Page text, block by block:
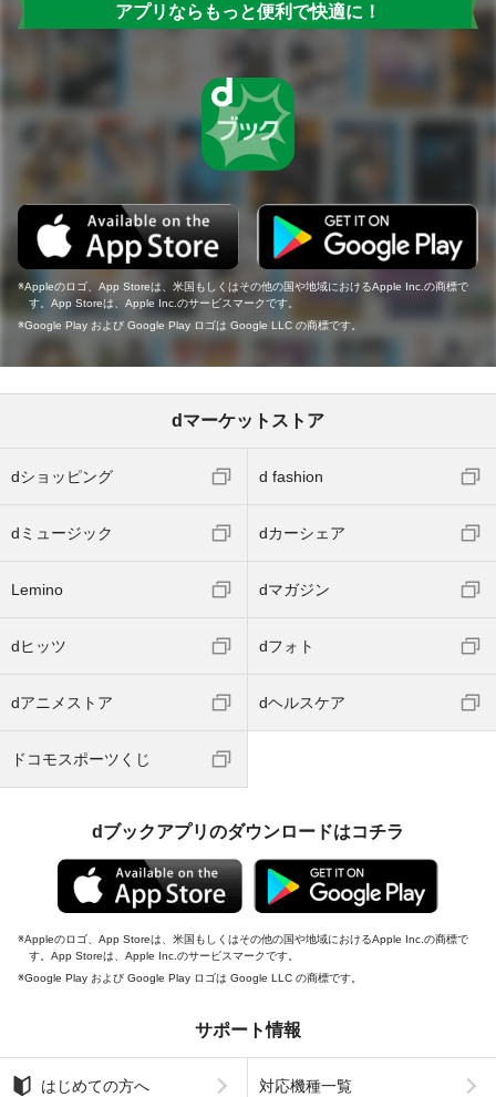
アプリならもっと便利で快適に！
Appleのロゴ、App Storeは、米国もしくはその他の国や地域におけるApple Inc.の商標で
す。App Storeは、Apple Inc.のサービスマークです。
Google Play および Google Play ロゴは Google LLC の商標です。
dマーケットストア
dショッピング d fashion
dミュージック dカーシェア
Lemino dマガジン
dヒッツ dフォト
dアニメストア dヘルスケア
ドコモスポーツくじ
dブックアプリのダウンロードはコチラ
Appleのロゴ、App Storeは、米国もしくはその他の国や地域におけるApple Inc.の商標で
す。App Storeは、Apple Inc.のサービスマークです。
Google Play および Google Play ロゴは Google LLC の商標です。
サポート情報
はじめての方へ 対応機種一覧